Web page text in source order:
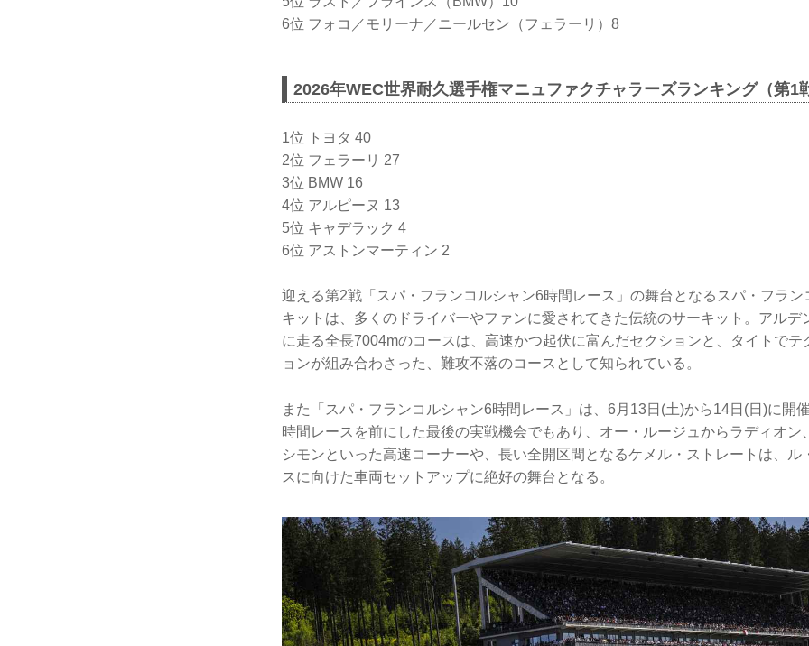
6位 フォコ／モリーナ／ニールセン（フェラーリ）8
2026年WEC世界耐久選手権マニュファクチャラーズランキング（第1
1位 トヨタ 40
2位 フェラーリ 27
3位 BMW 16
4位 アルピーヌ 13
5位 キャデラック 4
6位 アストンマーティン 2
迎える第2戦「スパ・フランコルシャン6時間レース」の舞台となるスパ・フラン
キットは、多くのドライバーやファンに愛されてきた伝統のサーキット。アルデ
に走る全長7004mのコースは、高速かつ起伏に富んだセクションと、タイトでテ
ョンが組み合わさった、難攻不落のコースとして知られている。
また「スパ・フランコルシャン6時間レース」は、6月13日(土)から14日(日)に開
時間レースを前にした最後の実戦機会でもあり、オー・ルージュからラディオン
シモンといった高速コーナーや、長い全開区間となるケメル・ストレートは、ル
スに向けた車両セットアップに絶好の舞台となる。